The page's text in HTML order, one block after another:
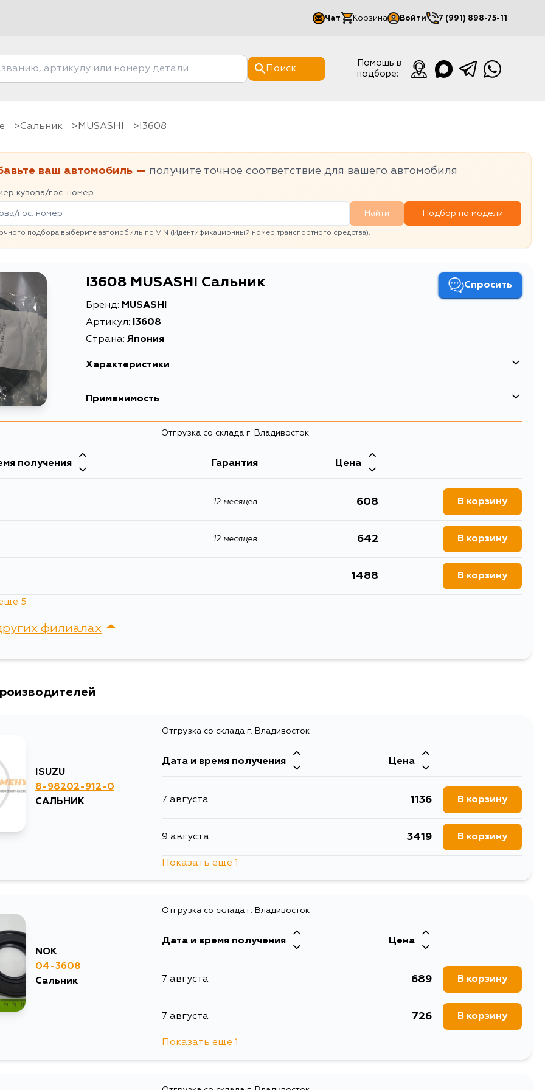
Чат Корзина Войти
Мой кабинет
7 (991) 898-75-11
Поиск
Помощь в
подборе:
Сальник MUSASHI I3608
ваш автомобиль — получите точное соответствие для вашего автомобиля
кузова/гос. номер
Найти
подбора выберите автомобиль по VIN (Идентификационный номер транспортного средства).
Подбор по модели
I3608 MUSASHI Сальник Спросить
Бренд: MUSASHI
Артикул:
I3608
Страна: Япония
Характеристики
Масса, кг
Применимость
Отгрузка со склада г. Владивосток
получения Гарантия Цена
12 месяцев 608 В корзину
12 месяцев 642 В корзину
1488 В корзину
5
филиалах
ISUZU
8-98202-912-0
САЛЬНИК
Отгрузка со склада г. Владивосток
Дата и время получения Цена
7 августа 1136 В корзину
9 августа 3419 В корзину
Показать еще 1
NOK
04-3608
Сальник
Отгрузка со склада г. Владивосток
Дата и время получения Цена
7 августа 689 В корзину
7 августа 726 В корзину
Показать еще 1